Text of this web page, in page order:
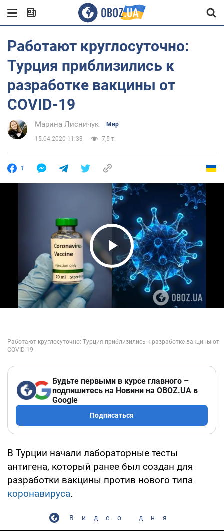
Работают круглосуточно:
Турция приблизились к
разработке вакцины от
COVID-19
Марина Лисничук Мир
15.04.2020 11:33 7,5 т.
1
Play Video
Будьте первыми в курсе главного –
подпишитесь на Новини на OBOZ.UA в
Google
Подписаться
В Турции начали лабораторные тесты
антигена, который ранее был создан для
разработки вакцины против нового типа
коронавируса.
Видео дня